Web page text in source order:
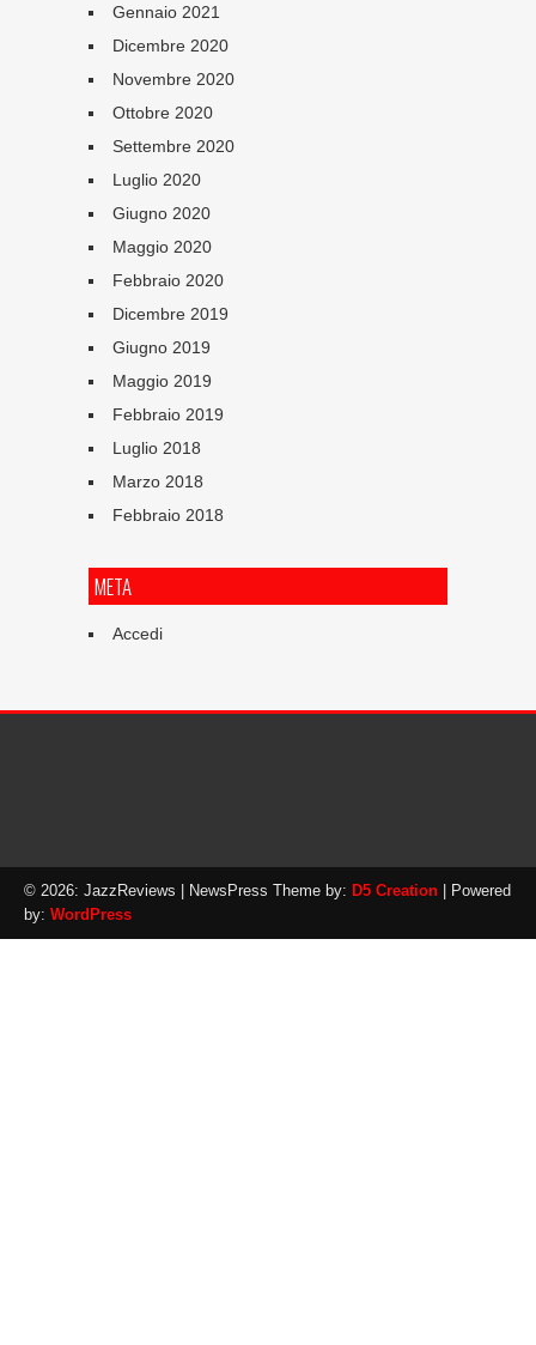
Gennaio 2021
Dicembre 2020
Novembre 2020
Ottobre 2020
Settembre 2020
Luglio 2020
Giugno 2020
Maggio 2020
Febbraio 2020
Dicembre 2019
Giugno 2019
Maggio 2019
Febbraio 2019
Luglio 2018
Marzo 2018
Febbraio 2018
META
Accedi
© 2026: JazzReviews | NewsPress Theme by: D5 Creation | Powered
by: WordPress